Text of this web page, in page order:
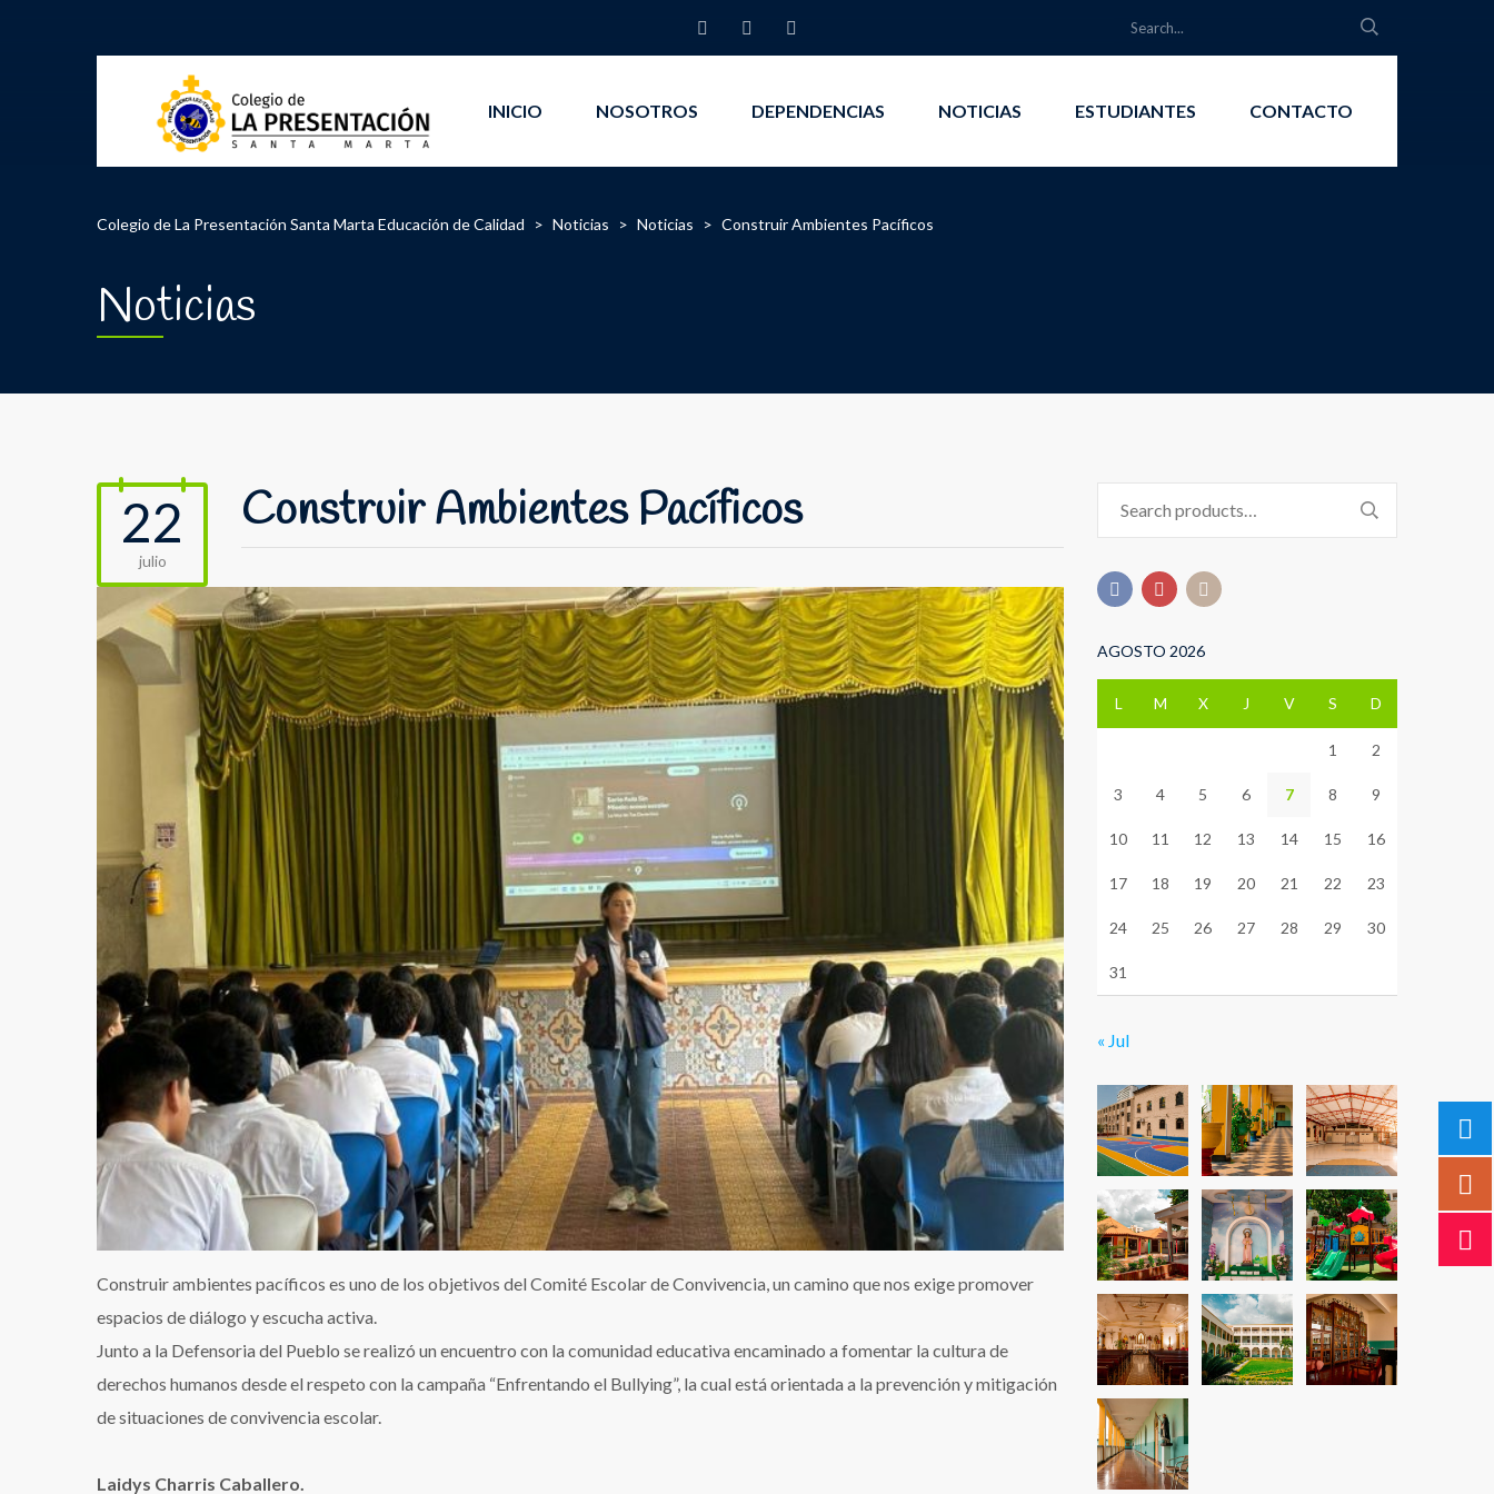
INICIO NOSOTROS DEPENDENCIAS NOTICIAS ESTUDIANTES CONTACTO
Colegio de La Presentación Santa Marta Educación de Calidad > Noticias > Noticias > Construir Ambientes Pacíficos
Noticias
22
julio
Construir Ambientes Pacíficos
Construir ambientes pacíficos es uno de los objetivos del Comité Escolar de Convivencia, un camino que nos exige promover
espacios de diálogo y escucha activa.
Junto a la Defensoria del Pueblo se realizó un encuentro con la comunidad educativa encaminado a fomentar la cultura de
derechos humanos desde el respeto con la campaña “Enfrentando el Bullying”, la cual está orientada a la prevención y mitigación
de situaciones de convivencia escolar.
Laidys Charris Caballero.
for:
AGOSTO 2026
L M X J V S D
1 2
3 4 5 6 7 8 9
10 11 12 13 14 15 16
17 18 19 20 21 22 23
24 25 26 27 28 29 30
31
« Jul